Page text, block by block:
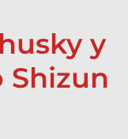
y
Shizun